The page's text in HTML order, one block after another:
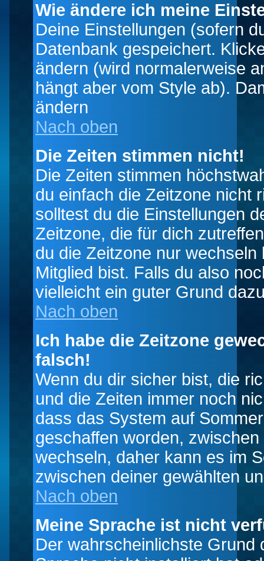
Wie ändere ich meine
Deine Einstellungen (sofern
Datenbank gespeichert.
ändern (wird normalerweise
hängt aber vom Style ab).
ändern
Nach oben
Die Zeiten stimmen nicht!
Die Zeiten stimmen
du einfach die Zeitzone nicht
solltest du die Einstellungen
Zeitzone, die für dich
du die Zeitzone nur
Mitglied bist. Falls du also
vielleicht ein guter Grund
Nach oben
Ich habe die Zeitzone
falsch!
Wenn du dir sicher bist, die
und die Zeiten immer noch
dass das System auf
geschaffen worden,
wechseln, daher kann es im
zwischen deiner gewählten
Nach oben
Meine Sprache ist nicht
Der wahrscheinlichste Grund